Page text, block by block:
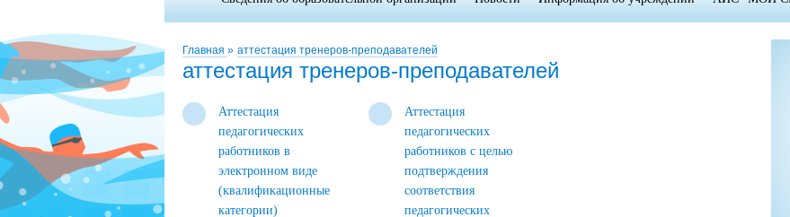
Главная » аттестация тренеров-преподавателей
аттестация тренеров-преподавателей
Аттестация
педагогических
работников в
электронном виде
(квалификационные
категории)
Аттестация
педагогических
работников с целью
подтверждения
соответствия
педагогических